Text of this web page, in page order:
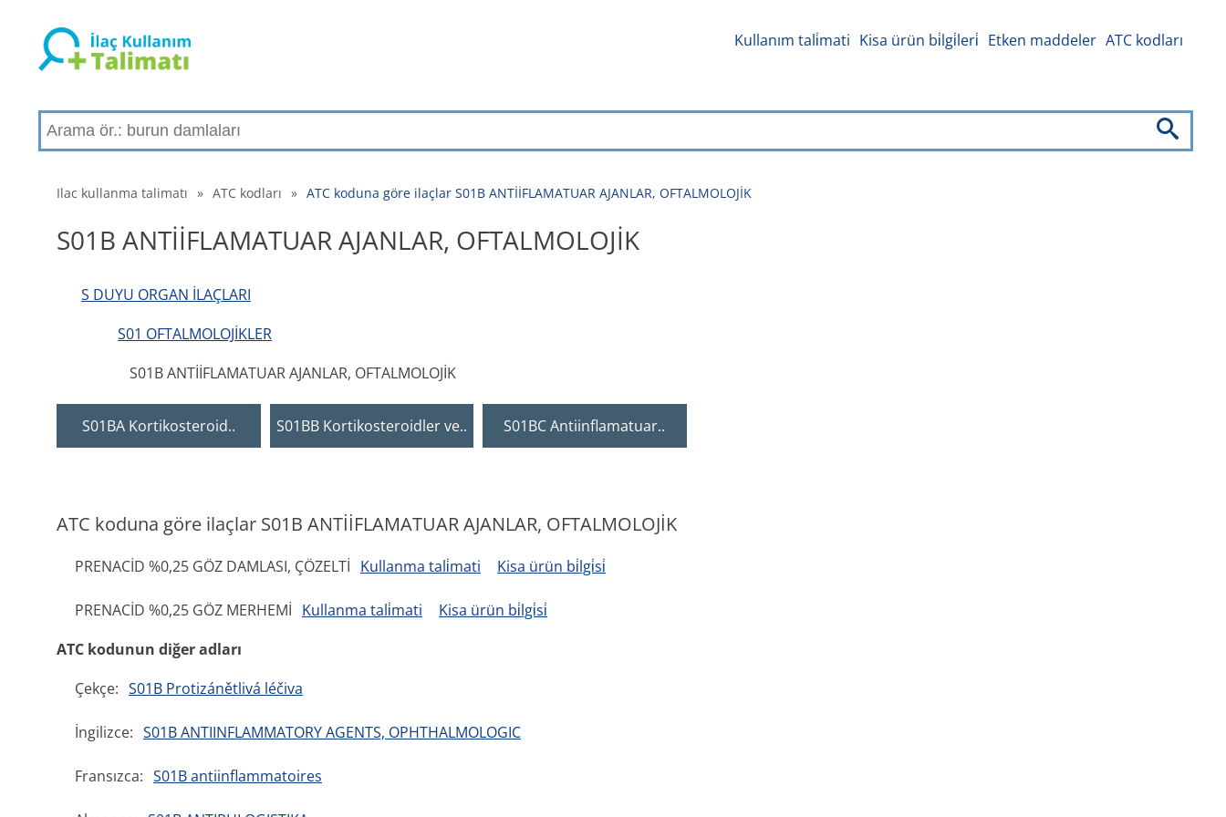
Kullanım tali̇mati Kisa ürün bi̇lgi̇leri̇ Etken maddeler ATC kodları
Ilac kullanma talimatı » ATC kodları » ATC koduna göre ilaçlar S01B ANTİİFLAMATUAR AJANLAR, OFTALMOLOJİK
S01B ANTİİFLAMATUAR AJANLAR, OFTALMOLOJİK
S DUYU ORGAN İLAÇLARI
S01 OFTALMOLOJİKLER
S01B ANTİİFLAMATUAR AJANLAR, OFTALMOLOJİK
S01BA Kortikosteroid.. S01BB Kortikosteroidler ve.. S01BC Antiinflamatuar..
ATC koduna göre ilaçlar S01B ANTİİFLAMATUAR AJANLAR, OFTALMOLOJİK
PRENACİD %0,25 GÖZ DAMLASI, ÇÖZELTİ Kullanma tali̇mati Kisa ürün bi̇lgi̇si̇
PRENACİD %0,25 GÖZ MERHEMİ Kullanma tali̇mati
Kisa ürün bi̇lgi̇si̇
ATC kodunun diğer adları
Çekçe: S01B Protizánětlivá léčiva
İngilizce: S01B ANTIINFLAMMATORY AGENTS, OPHTHALMOLOGIC
Fransızca: S01B antiinflammatoires